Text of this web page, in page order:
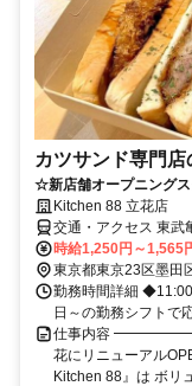
カツサンド専門
☆新店舗オープニング
Kitchen 88 立花店
交通・アクセス 東武
村井駅」徒歩11分
時給1,250円～1,565
東京都東京23区墨田
勤務時間詳細
日～の勤務シフトで
仕事内容 ━━━━━━
花にリニューアル
Kitchen 88』は ボリ